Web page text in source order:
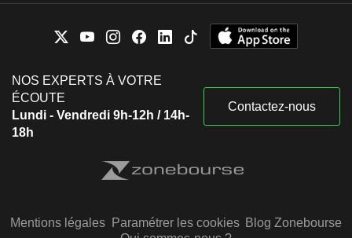
NOS EXPERTS À VOTRE
ÉCOUTE
Lundi - Vendredi 9h-12h / 14h-
18h
Contactez-nous
Mentions légales Paramétrer les cookies Blog Zonebourse